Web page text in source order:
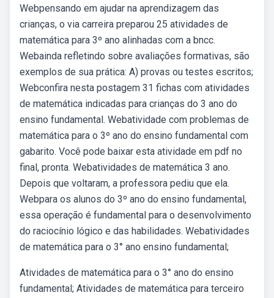
Webpensando em ajudar na aprendizagem das
crianças, o via carreira preparou 25 atividades de
matemática para 3º ano alinhadas com a bncc.
Webainda refletindo sobre avaliações formativas, são
exemplos de sua prática: A) provas ou testes escritos;
Webconfira nesta postagem 31 fichas com atividades
de matemática indicadas para crianças do 3 ano do
ensino fundamental. Webatividade com problemas de
matemática para o 3º ano do ensino fundamental com
gabarito. Você pode baixar esta atividade em pdf no
final, pronta. Webatividades de matemática 3 ano.
Depois que voltaram, a professora pediu que ela.
Webpara os alunos do 3º ano do ensino fundamental,
essa operação é fundamental para o desenvolvimento
do raciocínio lógico e das habilidades. Webatividades
de matemática para o 3° ano ensino fundamental;
Atividades de matemática para o 3° ano do ensino
fundamental; Atividades de matemática para terceiro